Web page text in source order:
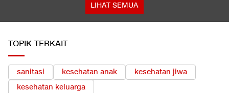
LIHAT SEMUA
TOPIK TERKAIT
sanitasi kesehatan anak
kesehatan jiwa
kesehatan keluarga